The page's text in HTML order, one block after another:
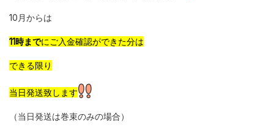
10月からは
11時までにご入金確認ができた分は
できる限り
当日発送致します
（当日発送は巻束のみの場合）